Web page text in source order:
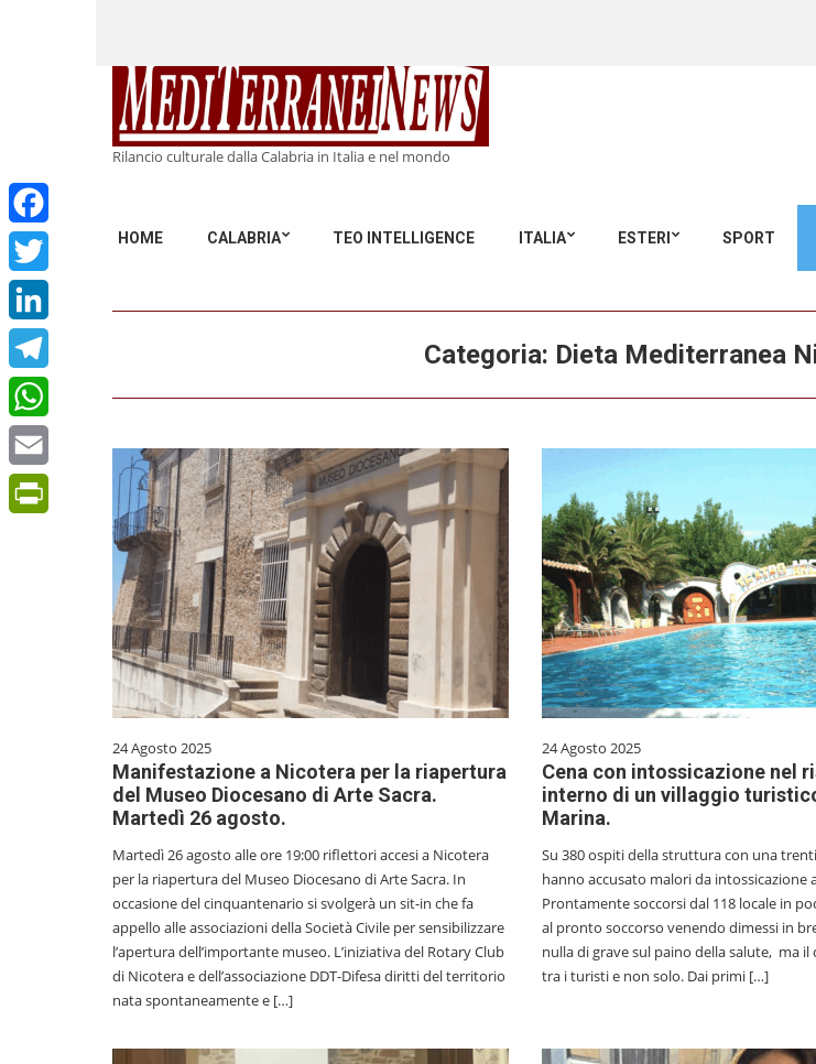
Rilancio culturale dalla Calabria in Italia e nel mondo
HOME CALABRIA TEO INTELLIGENCE ITALIA ESTERI SPORT
Facebook
Twitter
LinkedIn
Telegram
WhatsApp
Email
Categoria: Dieta Mediterranea
24 Agosto 2025
Manifestazione a Nicotera per la riapertura
del Museo Diocesano di Arte Sacra.
Martedì 26 agosto.
Martedì 26 agosto alle ore 19:00 riflettori accesi a Nicotera
per la riapertura del Museo Diocesano di Arte Sacra. In
occasione del cinquantenario si svolgerà un sit-in che fa
appello alle associazioni della Società Civile per sensibilizzare
l’apertura dell’importante museo. L’iniziativa del Rotary Club
di Nicotera e dell’associazione DDT-Difesa diritti del territorio
nata spontaneamente e […]
24 Agosto 2025
Cena con intossicazione nel
interno di un villaggio
Marina.
Su 380 ospiti della struttura con una
hanno accusato malori da intossicazione
Prontamente soccorsi dal 118 locale in
al pronto soccorso venendo dimessi in
nulla di grave sul paino della salute, ma il
tra i turisti e non solo. Dai primi […]